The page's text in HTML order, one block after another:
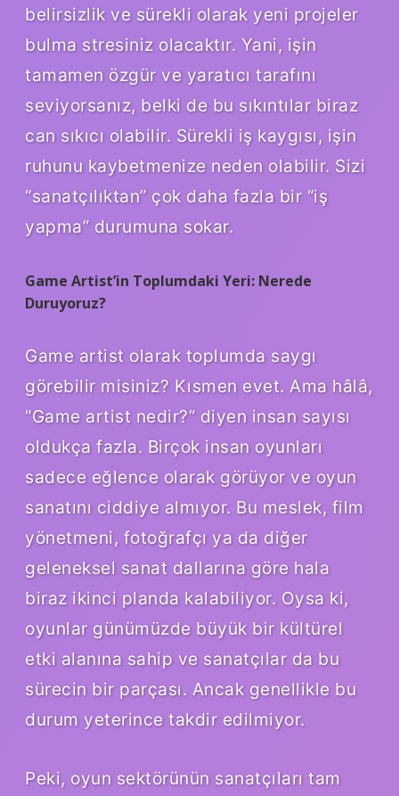
belirsizlik ve sürekli olarak yeni projeler
bulma stresiniz olacaktır. Yani, işin
tamamen özgür ve yaratıcı tarafını
seviyorsanız, belki de bu sıkıntılar biraz
can sıkıcı olabilir. Sürekli iş kaygısı, işin
ruhunu kaybetmenize neden olabilir. Sizi
“sanatçılıktan” çok daha fazla bir “iş
yapma” durumuna sokar.
Game Artist’in Toplumdaki Yeri: Nerede
Duruyoruz?
Game artist olarak toplumda saygı
görebilir misiniz? Kısmen evet. Ama hâlâ,
“Game artist nedir?” diyen insan sayısı
oldukça fazla. Birçok insan oyunları
sadece eğlence olarak görüyor ve oyun
sanatını ciddiye almıyor. Bu meslek, film
yönetmeni, fotoğrafçı ya da diğer
geleneksel sanat dallarına göre hala
biraz ikinci planda kalabiliyor. Oysa ki,
oyunlar günümüzde büyük bir kültürel
etki alanına sahip ve sanatçılar da bu
sürecin bir parçası. Ancak genellikle bu
durum yeterince takdir edilmiyor.
Peki, oyun sektörünün sanatçıları tam